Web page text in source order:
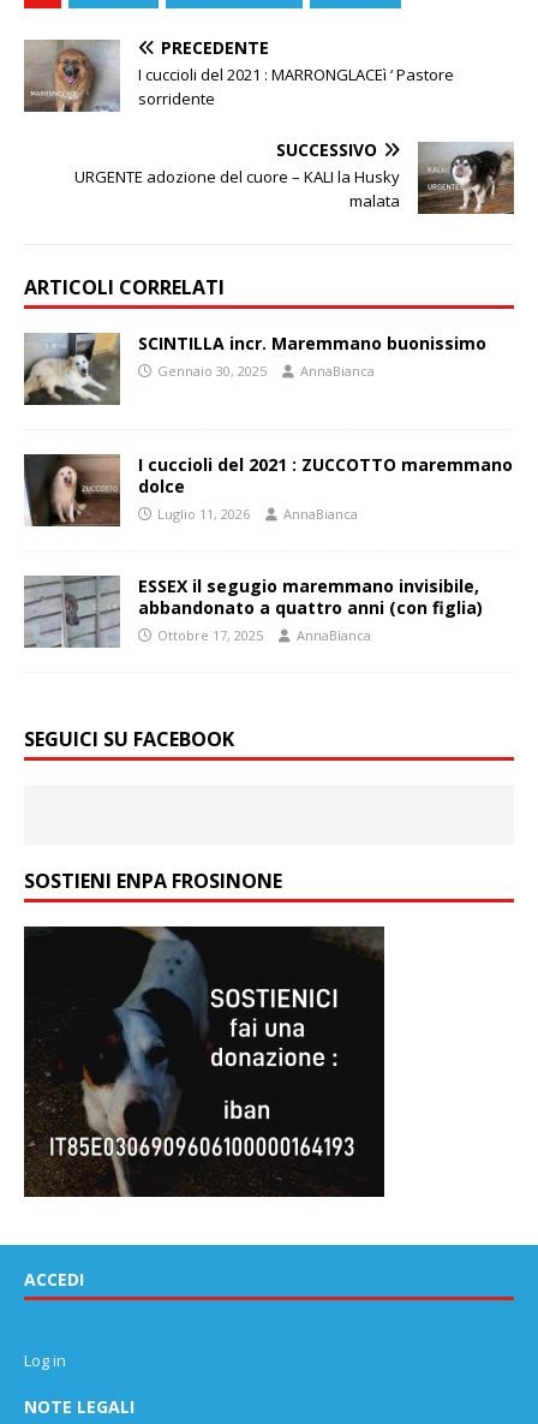
PRECEDENTE
I cuccioli del 2021 : MARRONGLACEì ‘ Pastore
sorridente
SUCCESSIVO
URGENTE adozione del cuore – KALI la Husky
malata
ARTICOLI CORRELATI
SCINTILLA incr. Maremmano buonissimo
Gennaio 30, 2025 AnnaBianca
I cuccioli del 2021 : ZUCCOTTO maremmano
dolce
Luglio 11, 2026 AnnaBianca
ESSEX il segugio maremmano invisibile,
abbandonato a quattro anni (con figlia)
Ottobre 17, 2025 AnnaBianca
SEGUICI SU FACEBOOK
SOSTIENI ENPA FROSINONE
ACCEDI
Log in
NOTE LEGALI